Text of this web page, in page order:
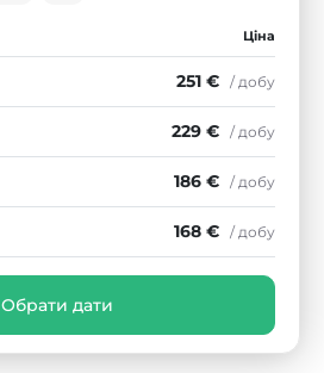
Ціна
251 € / добу
229 € / добу
186 € / добу
168 € / добу
Обрати дати